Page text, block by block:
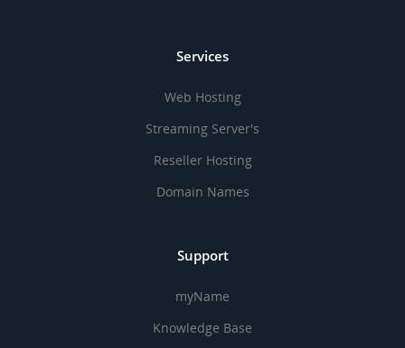
Services
Web Hosting
Streaming Server's
Reseller Hosting
Domain Names
Support
myName
Knowledge Base